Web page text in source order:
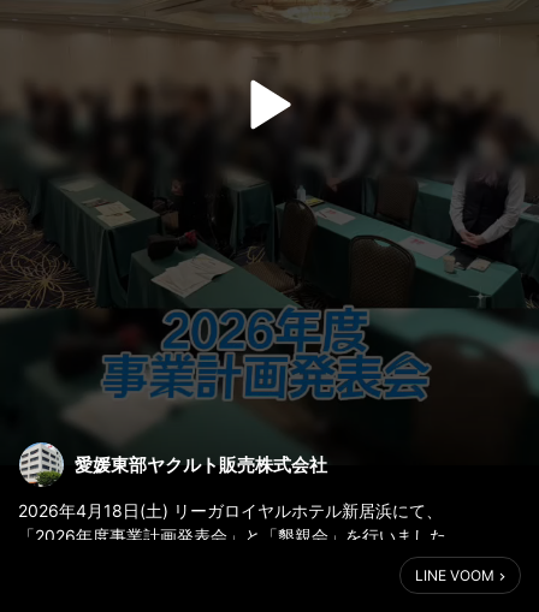
愛媛東部ヤクルト販売株式会社
2026年4月18日(土) リーガロイヤルホテル新居浜にて、
「2026年度事業計画発表会」と「懇親会」を行いました。
各部門の振り返りと今期の目標・年間計画の発表を行いました🍀
LINE VOOM